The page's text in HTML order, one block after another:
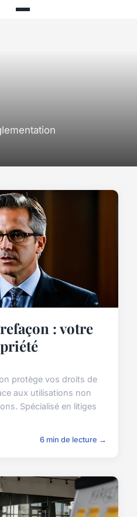
: votre
protège vos droits de
aux utilisations non
Spécialisé en litiges
6 min de lecture →